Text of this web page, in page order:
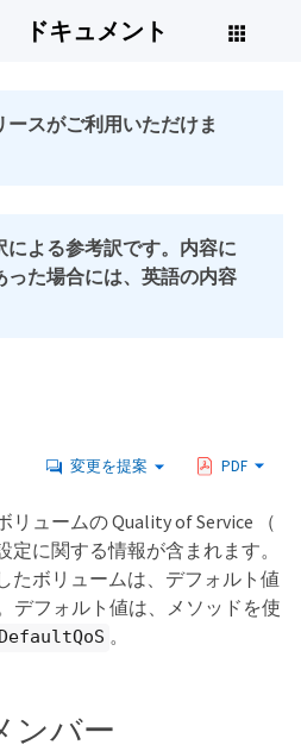
ドキュメント
ースがご利用いただけま
による参考訳です。内容に
った場合には、英語の内容
変更を提案 PDF
リュームの Quality of Service （
定に関する情報が含まれます。
たボリュームは、デフォルト値
デフォルト値は、メソッドを使
。
ンバー